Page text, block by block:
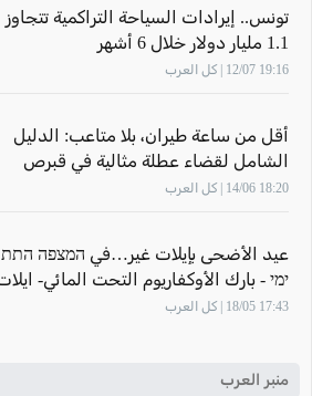
تونس.. إيرادات السياحة التراكمية تتجاوز
1.1 مليار دولار خلال 6 أشهر
19:16 12/07 | كل العرب
أقل من ساعة طيران، بلا متاعب: الدليل
الشامل لقضاء عطلة مثالية في قبرص
18:20 14/06 | كل العرب
عيد الأضحى بإيلات غير…في המצפה התת
ימי - بارك الأوكفاريوم التحت المائي- ايلات
17:43 18/05 | كل العرب
منبر العرب